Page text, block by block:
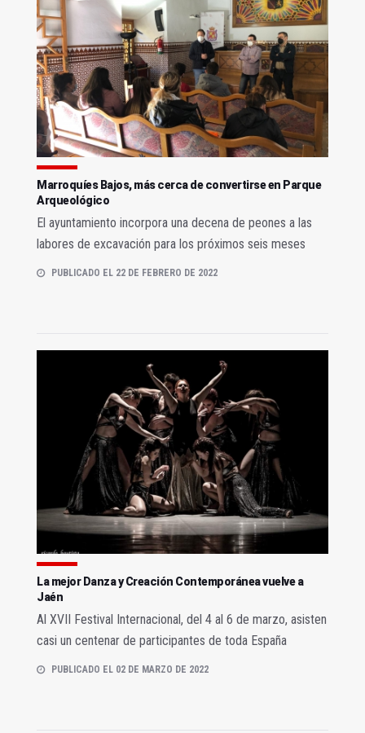
Marroquíes Bajos, más cerca de convertirse en Parque
Arqueológico
El ayuntamiento incorpora una decena de peones a las
labores de excavación para los próximos seis meses
PUBLICADO EL 22 DE FEBRERO DE 2022
La mejor Danza y Creación Contemporánea vuelve a
Jaén
Al XVII Festival Internacional, del 4 al 6 de marzo, asisten
casi un centenar de participantes de toda España
PUBLICADO EL 02 DE MARZO DE 2022